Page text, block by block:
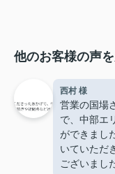
他のお客様の声
西村 様
営業の国場
で、中部エ
ができまし
いていただ
ございまし